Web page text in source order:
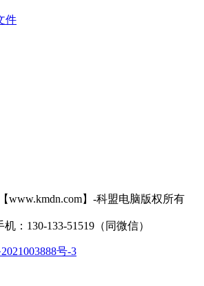
件
www.kmdn.com】-科盟电脑版权所有
机：130-133-51519（同微信）
号-3